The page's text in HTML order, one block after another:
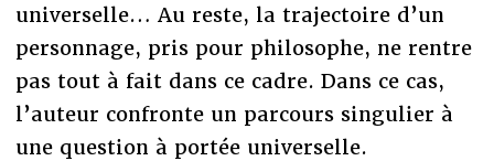
universelle… Au reste, la trajectoire d’un
personnage, pris pour philosophe, ne rentre
pas tout à fait dans ce cadre. Dans ce cas,
l’auteur confronte un parcours singulier à
une question à portée universelle.